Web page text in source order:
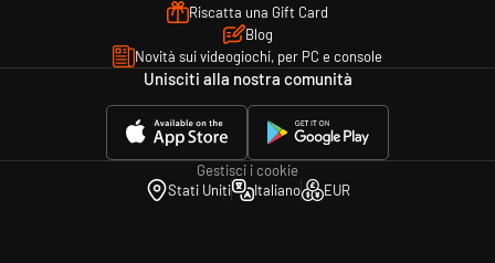
una vasta
Riscatta una Gift Card
Blog
Novità sui videogiochi, per PC e console
Unisciti alla nostra comunità
Gestisci i cookie
Stati Uniti
Italiano EUR